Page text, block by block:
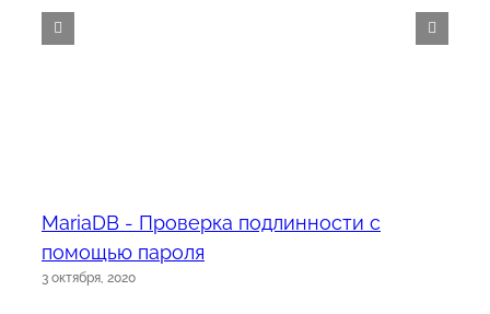
MariaDB - Проверка подлинности с
помощью пароля
3 октября, 2020